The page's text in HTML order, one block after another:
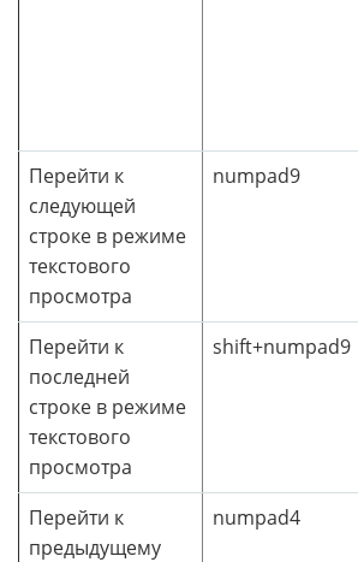
Перейти к
следующей
строке в режиме
текстового
просмотра
numpad9
Перейти к
последней
строке в режиме
текстового
просмотра
shift+numpad9
Перейти к
предыдущему
numpad4